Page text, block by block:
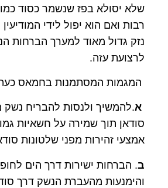
שלא יסולא בפז שנשמר כסוד
רבות ואם הוא יפול לידי
נזק גדול מאוד למערך הברחות
לרצועת עזה.
המגמות המסתמנות בחמאס כעת
א.להמשיך ולנסות להבריח נשק
סודאן תוך שמירה על חשאיות
אמצעי זהירות מפני שלטונות
ב. הברחות ישירות דרך הים
והימנעות מהעברת הנשק דרך